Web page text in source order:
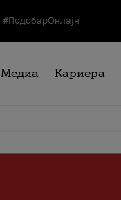
#ПодобарОнлајн
Медиа Кариера